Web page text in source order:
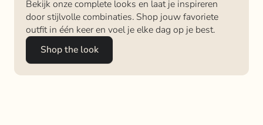
Bekijk onze complete looks en laat je inspireren
door stijlvolle combinaties. Shop jouw favoriete
outfit in één keer en voel je elke dag op je best.
Shop the look